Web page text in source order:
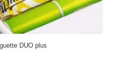
DUO plus